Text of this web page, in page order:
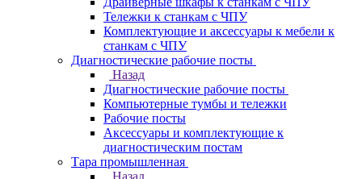
Тележки к станкам с ЧПУ
Комплектующие и аксессуары к мебели к
станкам с ЧПУ
Диагностические рабочие посты
Назад
Диагностические рабочие посты
Компьютерные тумбы и тележки
Рабочие посты
Аксессуары и комплектующие к
диагностическим постам
Тара промышленная
Назад